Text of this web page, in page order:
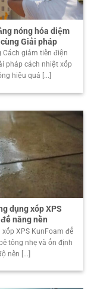
nóng hỏa diệm
Giải pháp
Cách giảm tiền điện
pháp cách nhiệt xốp
hiệu quả [...]
dụng xốp XPS
nâng nền
XPS KunFoam để
tông nhẹ và ổn định
nền [...]